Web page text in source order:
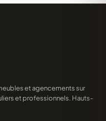
et agencements sur
et professionnels. Hauts-